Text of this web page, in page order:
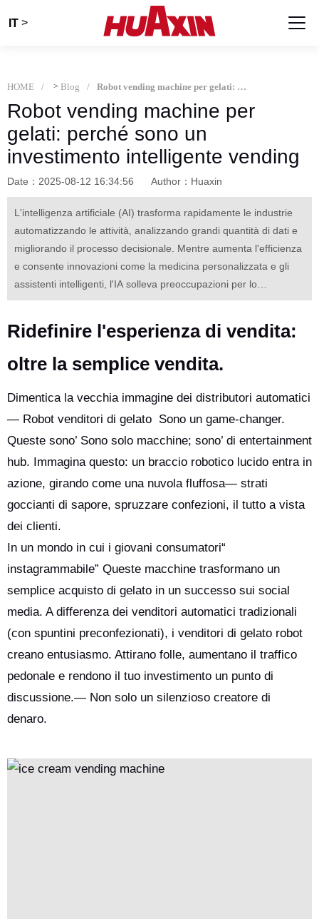
IT >
HOME > Blog Robot vending machine per gelati: perché sono un investimento intelligente vending
Robot vending machine per
gelati: perché sono un
investimento intelligente vending
Date：2025-08-12 16:34:56 Author：Huaxin
L'intelligenza artificiale (AI) trasforma rapidamente le industrie
automatizzando le attività, analizzando grandi quantità di dati e
migliorando il processo decisionale. Mentre aumenta l'efficienza
e consente innovazioni come la medicina personalizzata e gli
assistenti intelligenti, l'IA solleva preoccupazioni per lo
spostamento dei posti di lavoro, il pregiudizio algoritmico, la
con la governance responsabile, la trasparenza e la
supervisione umana è fondamentale. Il suo impatto futuro
dipende dallo sviluppo di un ' intelligenza artificiale che sia
benefica, equa e allineata ai valori umani a livello globale.
Ridefinire l'esperienza di vendita:
oltre la semplice vendita.
Dimentica la vecchia immagine dei distributori automatici
— Robot venditori di gelato Sono un game-changer.
Queste sono’ Sono solo macchine; sono’ di entertainment
hub. Immagina questo: un braccio robotico lucido entra in
azione, girando come una nuvola fluffosa— strati
goccianti di sapore, spruzzare confezioni, il tutto a vista
dei clienti.
In un mondo in cui i giovani consumatori“
instagrammabile” Queste macchine trasformano un
semplice acquisto di gelato in un successo sui social
media. A differenza dei venditori automatici tradizionali
(con spuntini preconfezionati), i venditori di gelato robot
creano entusiasmo. Attirano folle, aumentano il traffico
pedonale e rendono il tuo investimento un punto di
discussione.— Non solo un silenzioso creatore di
denaro.